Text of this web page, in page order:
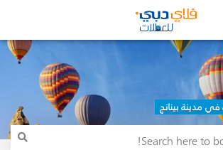
مدينة بينانج